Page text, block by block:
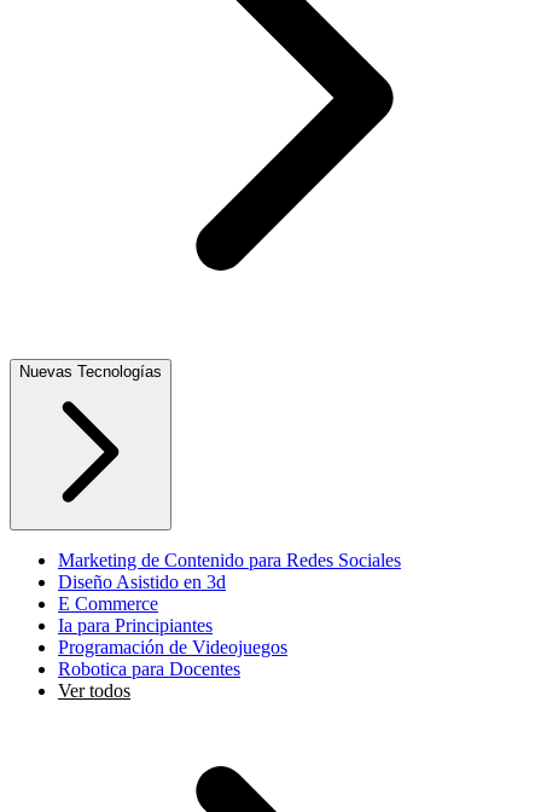
Nuevas Tecnologías
Marketing de Contenido para Redes Sociales
Diseño Asistido en 3d
E Commerce
Ia para Principiantes
Programación de Videojuegos
Robotica para Docentes
Ver todos